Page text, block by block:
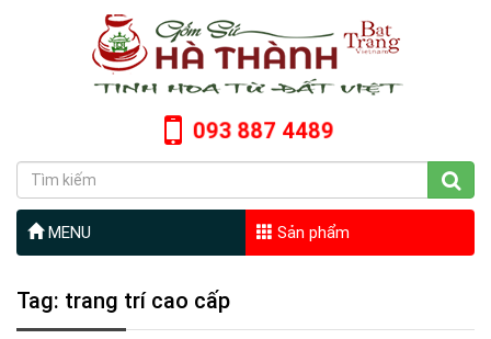
093 887 4489
MENU Sản phẩm
Tag: trang trí cao cấp